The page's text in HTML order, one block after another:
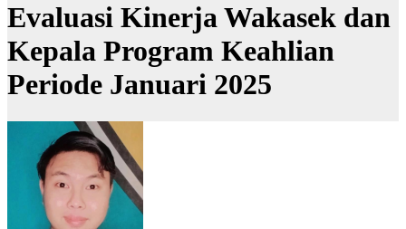
Evaluasi Kinerja Wakasek dan
Kepala Program Keahlian
Periode Januari 2025